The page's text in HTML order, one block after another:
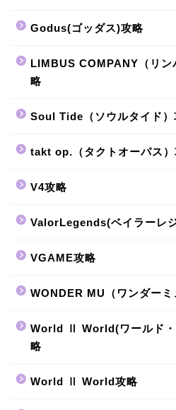
Godus(ゴッダス)攻略
LIMBUS COMPANY（リン
略
Soul Tide（ソウルタイド）
takt op.（タクトオーパス）
V4攻略
ValorLegends(ベイラーレ
VGAME攻略
WONDER MU（ワンダーミ
World Ⅱ World(ワールド・
略
World Ⅱ World攻略